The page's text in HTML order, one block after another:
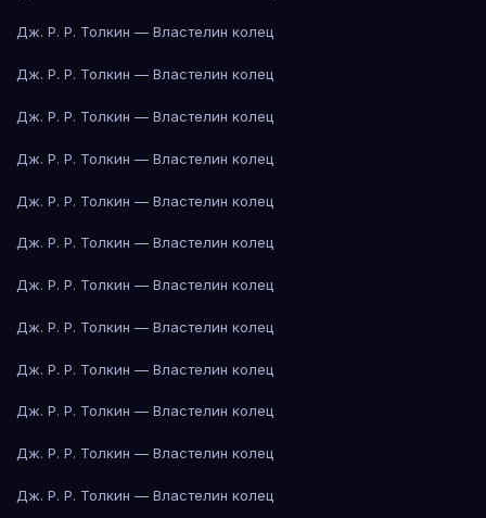
Дж. Р. Р. Толкин — Властелин колец
Дж. Р. Р. Толкин — Властелин колец
Дж. Р. Р. Толкин — Властелин колец
Дж. Р. Р. Толкин — Властелин колец
Дж. Р. Р. Толкин — Властелин колец
Дж. Р. Р. Толкин — Властелин колец
Дж. Р. Р. Толкин — Властелин колец
Дж. Р. Р. Толкин — Властелин колец
Дж. Р. Р. Толкин — Властелин колец
Дж. Р. Р. Толкин — Властелин колец
Дж. Р. Р. Толкин — Властелин колец
Дж. Р. Р. Толкин — Властелин колец